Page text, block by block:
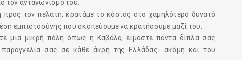
τον ανταγωνισμό του.
προς τον πελάτη, κρατάμε το κόστος στο χαμηλότερο δυνατό
εμπιστοσύνης που σκοπεύουμε να κρατήσουμε μαζί του.
μια μικρή πόλη όπως η Καβάλα, είμαστε πάντα δίπλα σας
παραγγελία σας σε κάθε άκρη της Ελλάδας- ακόμη και του